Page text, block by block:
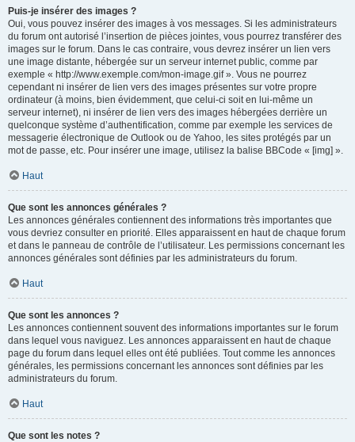
Puis-je insérer des images ?
Oui, vous pouvez insérer des images à vos messages. Si les administrateurs
du forum ont autorisé l’insertion de pièces jointes, vous pourrez transférer des
images sur le forum. Dans le cas contraire, vous devrez insérer un lien vers
une image distante, hébergée sur un serveur internet public, comme par
exemple « http://www.exemple.com/mon-image.gif ». Vous ne pourrez
cependant ni insérer de lien vers des images présentes sur votre propre
ordinateur (à moins, bien évidemment, que celui-ci soit en lui-même un
serveur internet), ni insérer de lien vers des images hébergées derrière un
quelconque système d’authentification, comme par exemple les services de
messagerie électronique de Outlook ou de Yahoo, les sites protégés par un
mot de passe, etc. Pour insérer une image, utilisez la balise BBCode « [img] ».
Haut
Que sont les annonces générales ?
Les annonces générales contiennent des informations très importantes que
vous devriez consulter en priorité. Elles apparaissent en haut de chaque forum
et dans le panneau de contrôle de l’utilisateur. Les permissions concernant les
annonces générales sont définies par les administrateurs du forum.
Haut
Que sont les annonces ?
Les annonces contiennent souvent des informations importantes sur le forum
dans lequel vous naviguez. Les annonces apparaissent en haut de chaque
page du forum dans lequel elles ont été publiées. Tout comme les annonces
générales, les permissions concernant les annonces sont définies par les
administrateurs du forum.
Haut
Que sont les notes ?